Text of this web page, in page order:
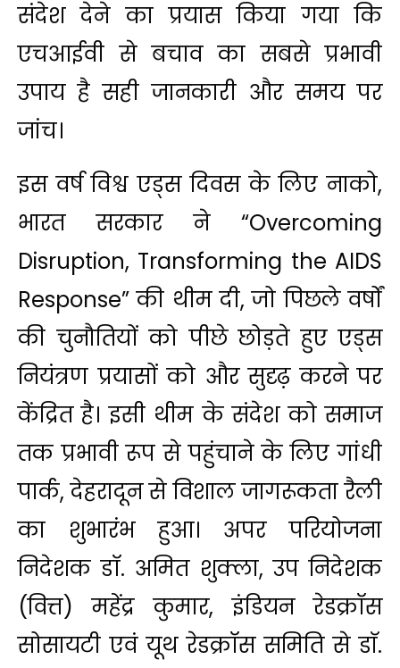
संदेश देने का प्रयास किया गया कि
एचआईवी से बचाव का सबसे प्रभावी
उपाय है सही जानकारी और समय पर
जांच।
इस वर्ष विश्व एड्स दिवस के लिए नाको,
भारत सरकार ने “Overcoming
Disruption, Transforming the AIDS
Response” की थीम दी, जो पिछले वर्षों
की चुनौतियों को पीछे छोड़ते हुए एड्स
नियंत्रण प्रयासों को और सुदृढ़ करने पर
केंद्रित है। इसी थीम के संदेश को समाज
तक प्रभावी रूप से पहुंचाने के लिए गांधी
पार्क, देहरादून से विशाल जागरूकता रैली
का शुभारंभ हुआ। अपर परियोजना
निदेशक डॉ. अमित शुक्ला, उप निदेशक
(वित्त) महेंद्र कुमार, इंडियन रेडक्रॉस
सोसायटी एवं यूथ रेडक्रॉस समिति से डाॅ.